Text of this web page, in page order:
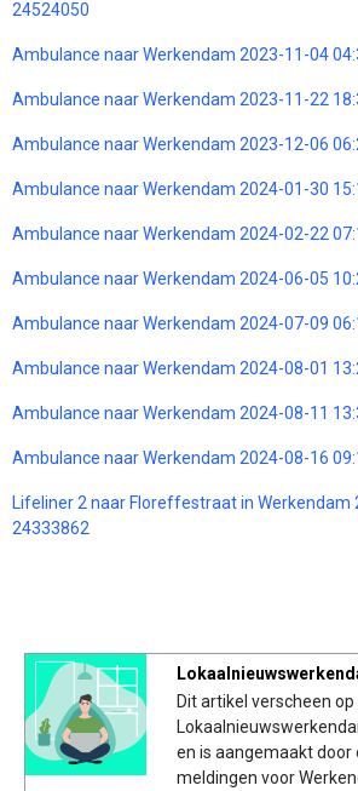
24524050
Ambulance naar Werkendam 2023-11-04
Ambulance naar Werkendam 2023-11-22
Ambulance naar Werkendam 2023-12-06
Ambulance naar Werkendam 2024-01-30
Ambulance naar Werkendam 2024-02-22
Ambulance naar Werkendam 2024-06-05
Ambulance naar Werkendam 2024-07-09
Ambulance naar Werkendam 2024-08-01
Ambulance naar Werkendam 2024-08-11
Ambulance naar Werkendam 2024-08-16
Lifeliner 2 naar Floreffestraat in Werkendam
24333862
Dit artikel verscheen op
en is aangemaakt door
meldingen voor